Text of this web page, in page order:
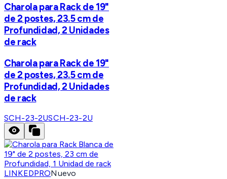
Charola para Rack de 19"
de 2 postes, 23.5 cm de
Profundidad, 2 Unidades
de rack
Charola para Rack de 19"
de 2 postes, 23.5 cm de
Profundidad, 2 Unidades
de rack
SCH-23-2USCH-23-2U
LINKEDPRONuevo